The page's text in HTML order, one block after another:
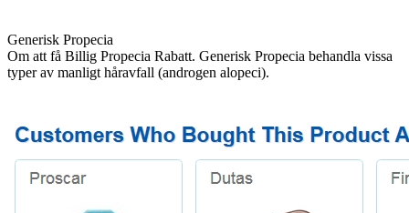
Generisk Propecia
Om att få Billig Propecia Rabatt. Generisk Propecia behandla vissa
typer av manligt håravfall (androgen alopeci).